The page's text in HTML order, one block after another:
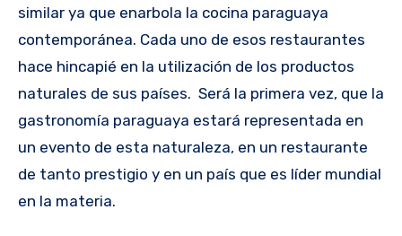
similar ya que enarbola la cocina paraguaya
contemporánea. Cada uno de esos restaurantes
hace hincapié en la utilización de los productos
naturales de sus países. Será la primera vez, que la
gastronomía paraguaya estará representada en
un evento de esta naturaleza, en un restaurante
de tanto prestigio y en un país que es líder mundial
en la materia.